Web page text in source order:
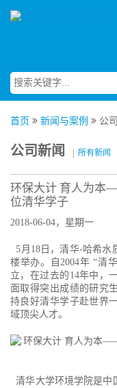
首页 新闻与案例 公
公司新闻 所有新闻
环保大计 育人为本
位清华学子
2018-06-04，星期一
5月18日，清华-哈希水
楼举办。自2004年 “清
立，在过去的14年中，
面取得突出成绩的研究
持良好清华学子赴世界
域顶尖人才。
清华大学环境学院是中